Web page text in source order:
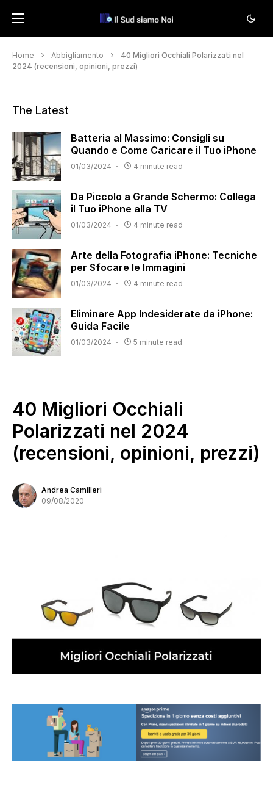
Home Abbigliamento
40 Migliori Occhiali Polarizzati nel
2024 (recensioni, opinioni, prezzi)
40 Migliori Occhiali
Polarizzati nel 2024
(recensioni, opinioni, prezzi)
Andrea Camilleri
09/08/2020
The Latest
Batteria al Massimo: Consigli su
Quando e Come Caricare il Tuo iPhone
01/03/2024 4 minute read
Da Piccolo a Grande Schermo: Collega
il Tuo iPhone alla TV
01/03/2024 4 minute read
Arte della Fotografia iPhone: Tecniche
per Sfocare le Immagini
01/03/2024 4 minute read
Eliminare App Indesiderate da iPhone:
Guida Facile
01/03/2024 5 minute read